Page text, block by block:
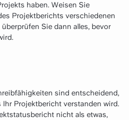
haben. Weisen Sie
Projektberichts verschiedenen
Sie dann alles, bevor
sind entscheidend,
Ihr Projektbericht verstanden wird.
nicht als etwas,